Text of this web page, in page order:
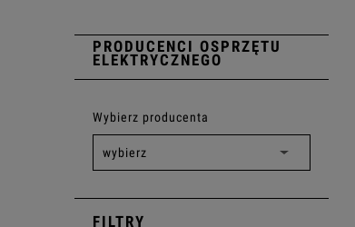
PRODUCENCI OSPRZĘTU
ELEKTRYCZNEGO
Wybierz producenta
FILTRY